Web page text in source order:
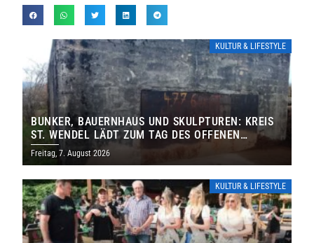
KULTUR & LIFESTYLE
BUNKER, BAUERNHAUS UND SKULPTUREN: KREIS
ST. WENDEL LÄDT ZUM TAG DES OFFENEN
DENKMALS EIN
Freitag, 7. August 2026
KULTUR & LIFESTYLE